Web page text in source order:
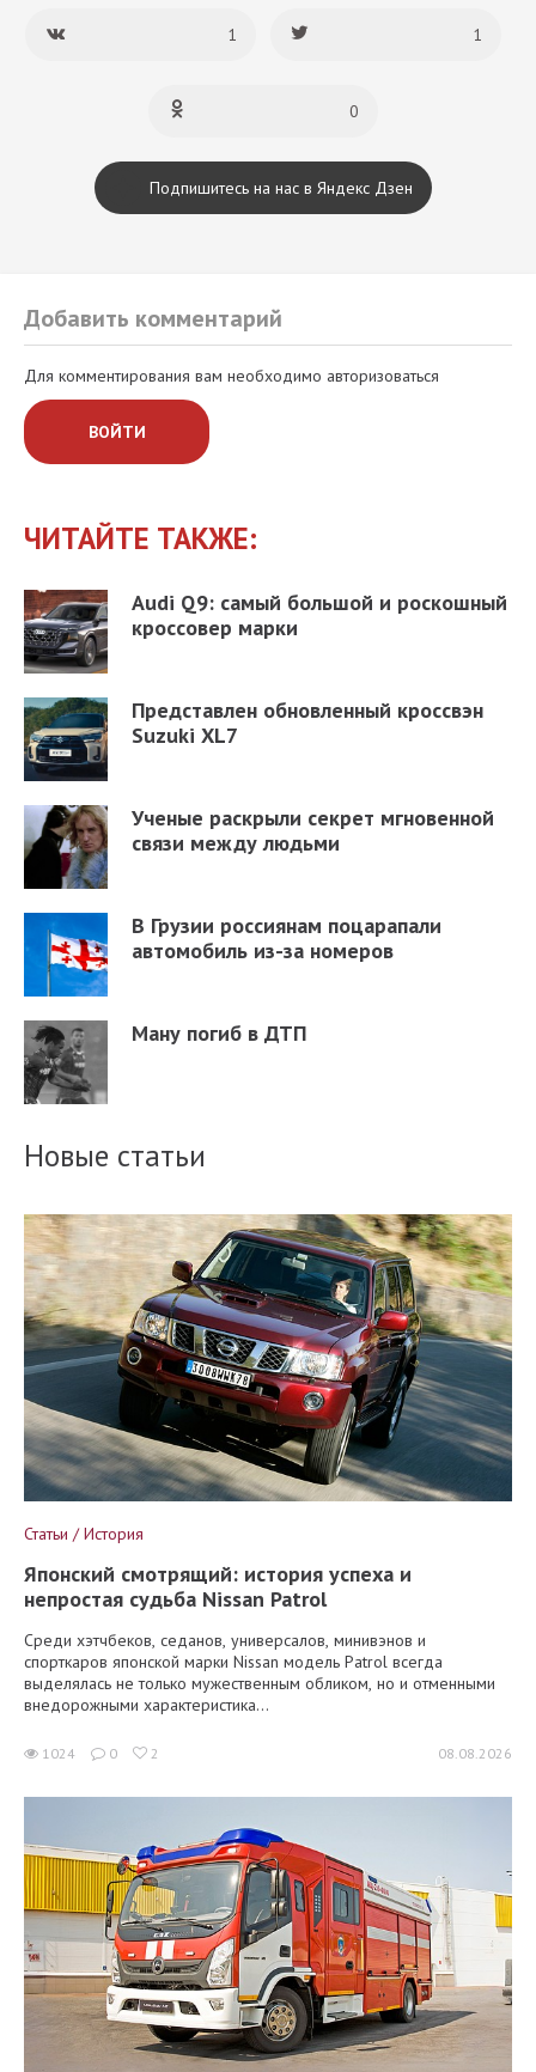
1 1
0
Подпишитесь на нас в Яндекс Дзен
Добавить комментарий
Для комментирования вам необходимо авторизоваться
ВОЙТИ
ЧИТАЙТЕ ТАКЖЕ:
Audi Q9: самый большой и роскошный
кроссовер марки
Представлен обновленный кроссвэн
Suzuki XL7
Ученые раскрыли секрет мгновенной
связи между людьми
В Грузии россиянам поцарапали
автомобиль из-за номеров
Ману погиб в ДТП
Новые статьи
Статьи / История
Японский смотрящий: история успеха и
непростая судьба Nissan Patrol
Среди хэтчбеков, седанов, универсалов, минивэнов и
спорткаров японской марки Nissan модель Patrol всегда
выделялась не только мужественным обликом, но и отменными
внедорожными характеристика...
1024 0 2 08.08.2026